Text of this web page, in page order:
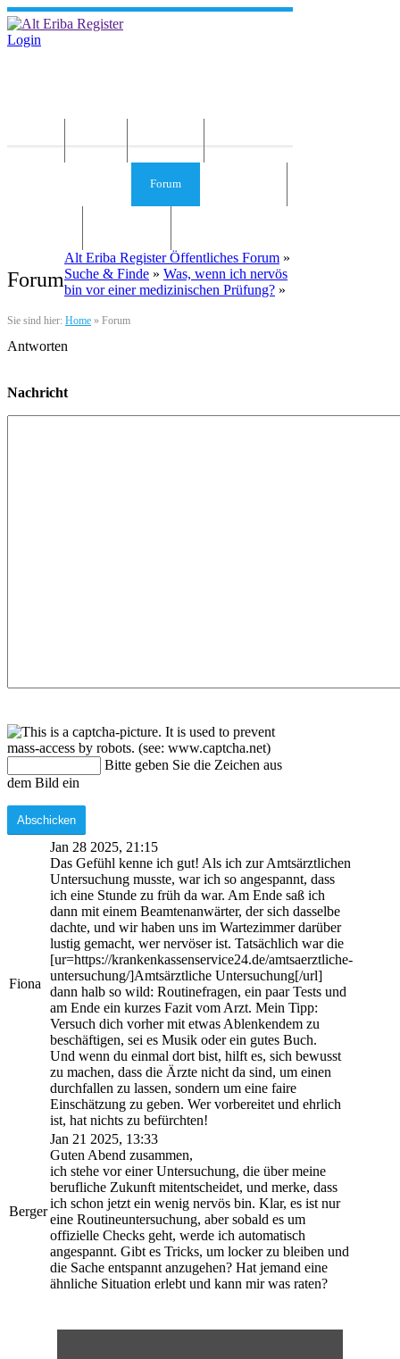
Login
Forum
Forum
Sie sind hier: Home » Forum
Alt Eriba Register Öffentliches Forum »
Suche & Finde » Was, wenn ich nervös
bin vor einer medizinischen Prüfung? »
Antworten
Nachricht
Bitte geben Sie die Zeichen aus
dem Bild ein
Fiona
Jan 28 2025, 21:15
Das Gefühl kenne ich gut! Als ich zur Amtsärztlichen
Untersuchung musste, war ich so angespannt, dass
ich eine Stunde zu früh da war. Am Ende saß ich
dann mit einem Beamtenanwärter, der sich dasselbe
dachte, und wir haben uns im Wartezimmer darüber
lustig gemacht, wer nervöser ist. Tatsächlich war die
[ur=https://krankenkassenservice24.de/amtsaerztliche-
untersuchung/]Amtsärztliche Untersuchung[/url]
dann halb so wild: Routinefragen, ein paar Tests und
am Ende ein kurzes Fazit vom Arzt. Mein Tipp:
Versuch dich vorher mit etwas Ablenkendem zu
beschäftigen, sei es Musik oder ein gutes Buch.
Und wenn du einmal dort bist, hilft es, sich bewusst
zu machen, dass die Ärzte nicht da sind, um einen
durchfallen zu lassen, sondern um eine faire
Einschätzung zu geben. Wer vorbereitet und ehrlich
ist, hat nichts zu befürchten!
Berger
Jan 21 2025, 13:33
Guten Abend zusammen,
ich stehe vor einer Untersuchung, die über meine
berufliche Zukunft mitentscheidet, und merke, dass
ich schon jetzt ein wenig nervös bin. Klar, es ist nur
eine Routineuntersuchung, aber sobald es um
offizielle Checks geht, werde ich automatisch
angespannt. Gibt es Tricks, um locker zu bleiben und
die Sache entspannt anzugehen? Hat jemand eine
ähnliche Situation erlebt und kann mir was raten?